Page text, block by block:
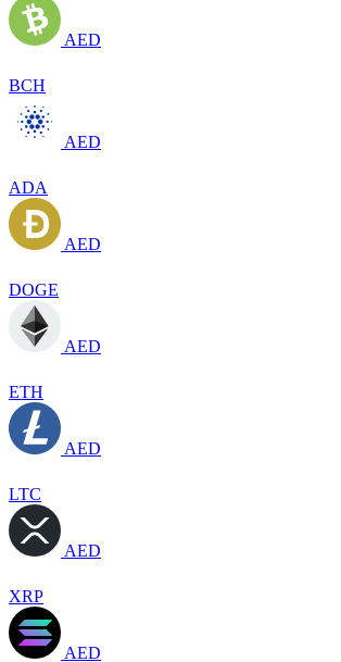
AED
BCH
AED
ADA
AED
DOGE
AED
ETH
AED
LTC
AED
XRP
AED